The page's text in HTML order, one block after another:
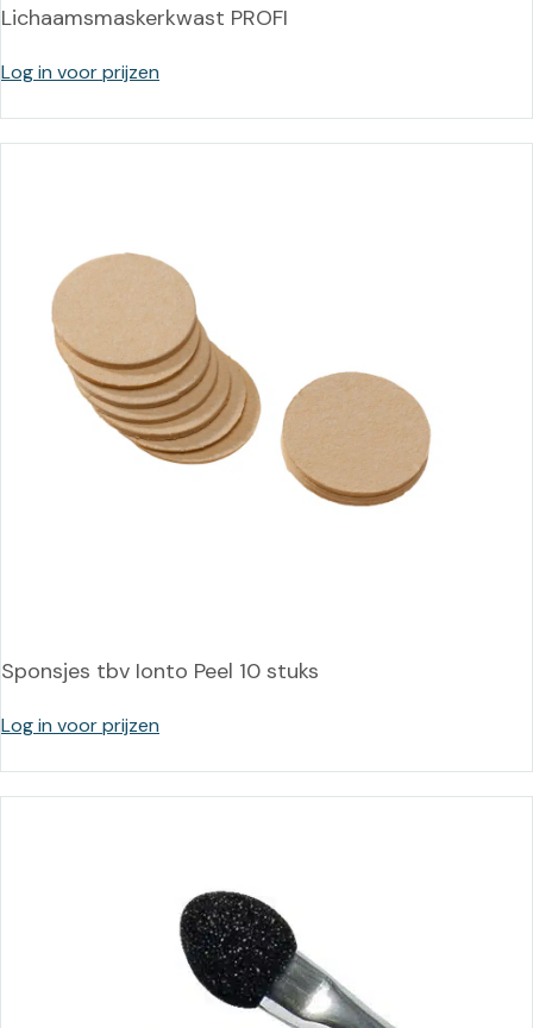
Lichaamsmaskerkwast PROFI
Log in voor prijzen
Sponsjes tbv Ionto Peel 10 stuks
Log in voor prijzen